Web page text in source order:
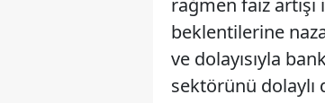
beklentilerine
ve dolayısıyla
sektörünü dolaylı